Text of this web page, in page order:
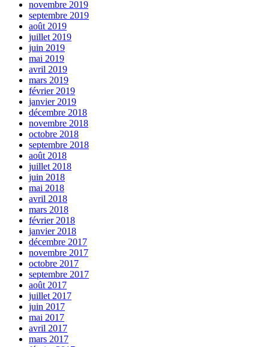
novembre 2019
septembre 2019
août 2019
juillet 2019
juin 2019
mai 2019
avril 2019
mars 2019
février 2019
janvier 2019
décembre 2018
novembre 2018
octobre 2018
septembre 2018
août 2018
juillet 2018
juin 2018
mai 2018
avril 2018
mars 2018
février 2018
janvier 2018
décembre 2017
novembre 2017
octobre 2017
septembre 2017
août 2017
juillet 2017
juin 2017
mai 2017
avril 2017
mars 2017